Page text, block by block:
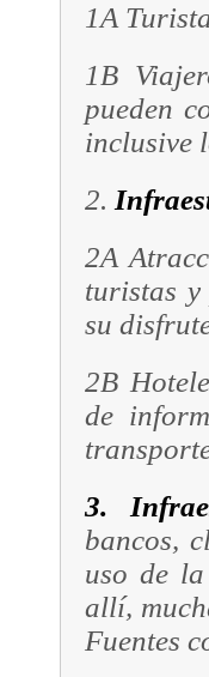
1A
1B
pueden
inclusive
2.
2A
turistas y
su
2B
de
3.
bancos,
uso de la
allí,
Fuentes